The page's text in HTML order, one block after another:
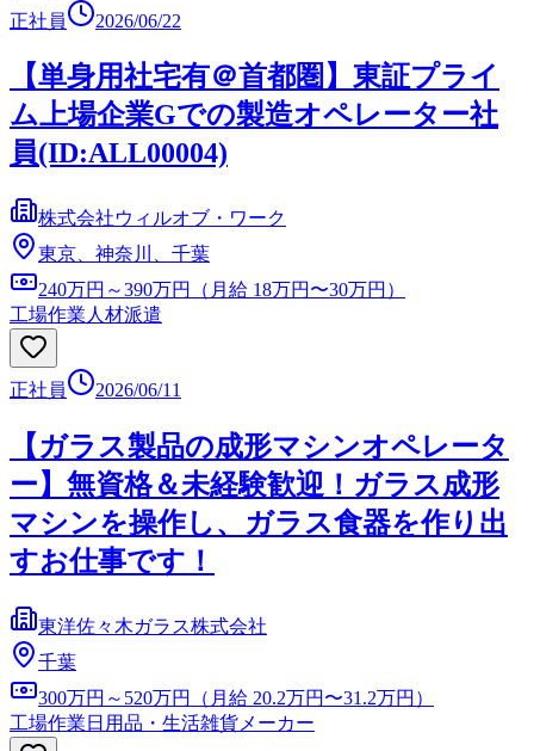
正社員 2026/06/22
【単身用社宅有＠首都圏】東証プライ
ム上場企業Gでの製造オペレーター社
員(ID:ALL00004)
株式会社ウィルオブ・ワーク
東京、神奈川、千葉
240万円～390万円（月給 18万円〜30万円）
工場作業 人材派遣
正社員 2026/06/11
【ガラス製品の成形マシンオペレータ
ー】無資格＆未経験歓迎！ガラス成形
マシンを操作し、ガラス食器を作り出
すお仕事です！
東洋佐々木ガラス株式会社
千葉
300万円～520万円（月給 20.2万円〜31.2万円）
工場作業 日用品・生活雑貨メーカー